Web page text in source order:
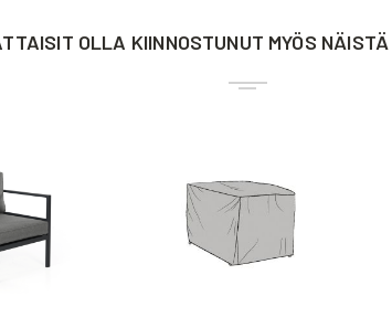
OLLA KIINNOSTUNUT MYÖS